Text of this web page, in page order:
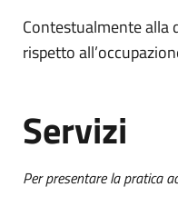
Contestualmente alla
rispetto
Servizi
Per presentare la pratica